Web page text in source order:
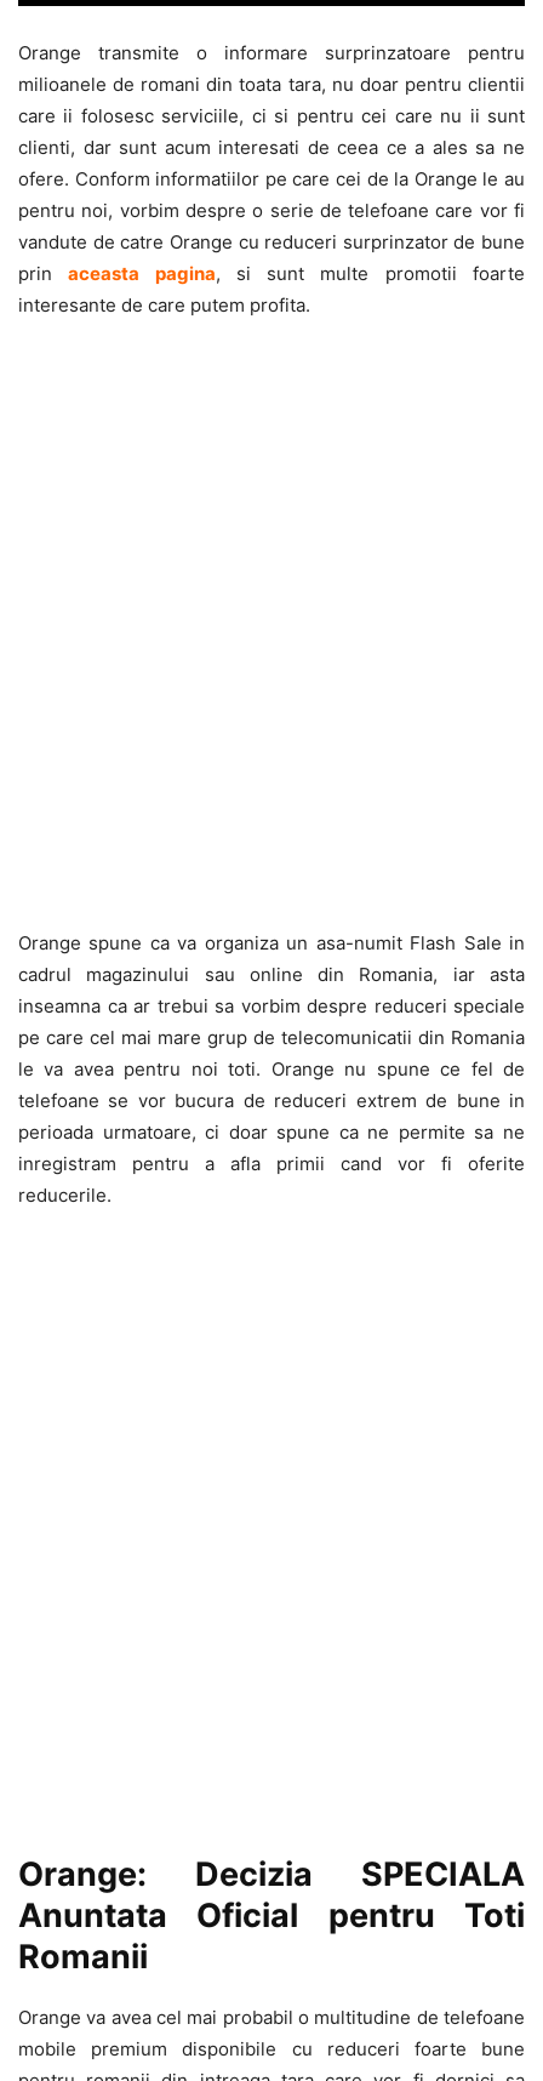
Orange transmite o informare surprinzatoare pentru
milioanele de romani din toata tara, nu doar pentru clientii
care ii folosesc serviciile, ci si pentru cei care nu ii sunt
clienti, dar sunt acum interesati de ceea ce a ales sa ne
ofere. Conform informatiilor pe care cei de la Orange le au
pentru noi, vorbim despre o serie de telefoane care vor fi
vandute de catre Orange cu reduceri surprinzator de bune
prinaceasta pagina, si sunt multe promotii foarte
interesante de care putem profita.
Orange spune ca va organiza un asa-numit Flash Sale in
cadrul magazinului sau online din Romania, iar asta
inseamna ca ar trebui sa vorbim despre reduceri speciale
pe care cel mai mare grup de telecomunicatii din Romania
le va avea pentru noi toti. Orange nu spune ce fel de
telefoane se vor bucura de reduceri extrem de bune in
perioada urmatoare, ci doar spune ca ne permite sa ne
inregistram pentru a afla primii cand vor fi oferite
reducerile.
Orange: Decizia SPECIALA
Anuntata Oficial pentru Toti
Romanii
Orange va avea cel mai probabil o multitudine de telefoane
mobile premium disponibile cu reduceri foarte bune